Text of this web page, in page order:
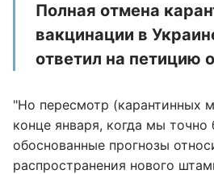
Полная отмена
вакцинации в
ответил на петицию
"Но пересмотр (карантинных
конце января, когда мы точно
обоснованные прогнозы
распространения нового